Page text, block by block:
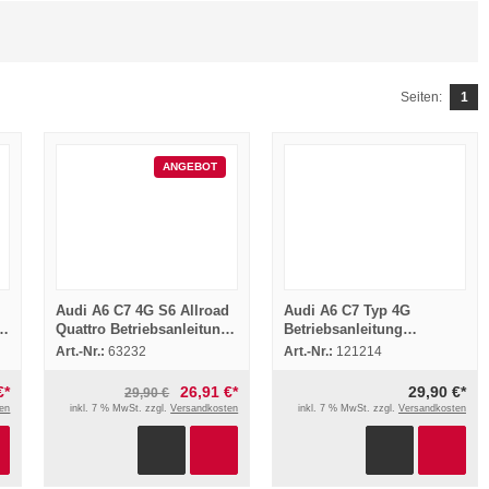
Seiten: 1
ANGEBOT
Audi A6 C7 4G S6 Allroad
Quattro Betriebsanleitung
05/2015 + MMI Navigation
Art.-Nr.: 63232
29,90 € 26,91 €*
inkl. 7 % MwSt. zzgl.Versandkosten
Audi A6 C7 Typ 4G
Betriebsanleitung
Bedienung 5/2011 Original
Art.-Nr.: 121214
29,90 €*
inkl. 7 % MwSt. zzgl. Versandkosten